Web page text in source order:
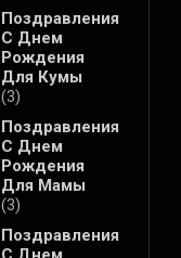
Поздравления
С Днем
Рождения
Для Кумы
(3)
Поздравления
С Днем
Рождения
Для Мамы
(3)
Поздравления